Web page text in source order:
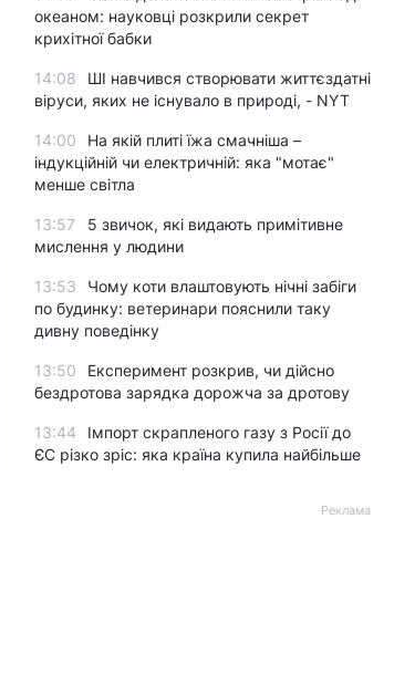
У квітні збільшиться
2 групи: як
розрахувати надбавку
океаном: науковці розкрили секрет
крихітної бабки
14:08
ШІ навчився створювати життєздатні
віруси, яких не існувало в природі, - NYT
14:00
На якій плиті їжа смачніша –
індукційній чи електричній: яка "мотає"
менше світла
13:57
5 звичок, які видають примітивне
мислення у людини
13:53
Чому коти влаштовують нічні забіги
по будинку: ветеринари пояснили таку
дивну поведінку
13:50
Експеримент розкрив, чи дійсно
бездротова зарядка дорожча за дротову
13:44
Імпорт скрапленого газу з Росії до
ЄС різко зріс: яка країна купила найбільше
Реклама